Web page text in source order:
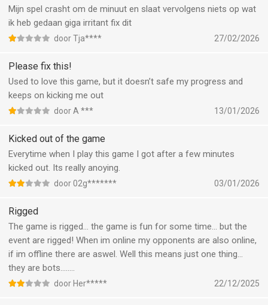
Mijn spel crasht om de minuut en slaat vervolgens niets op wat
ik heb gedaan giga irritant fix dit
door Tja**** 27/02/2026
Please fix this!
Used to love this game, but it doesn’t safe my progress and
keeps on kicking me out
door A *** 13/01/2026
Kicked out of the game
Everytime when I play this game I got after a few minutes
kicked out. Its really anoying.
door 02g******* 03/01/2026
Rigged
The game is rigged… the game is fun for some time… but the
event are rigged! When im online my opponents are also online,
if im offline there are aswel. Well this means just one thing…
they are bots……..
door Her***** 22/12/2025